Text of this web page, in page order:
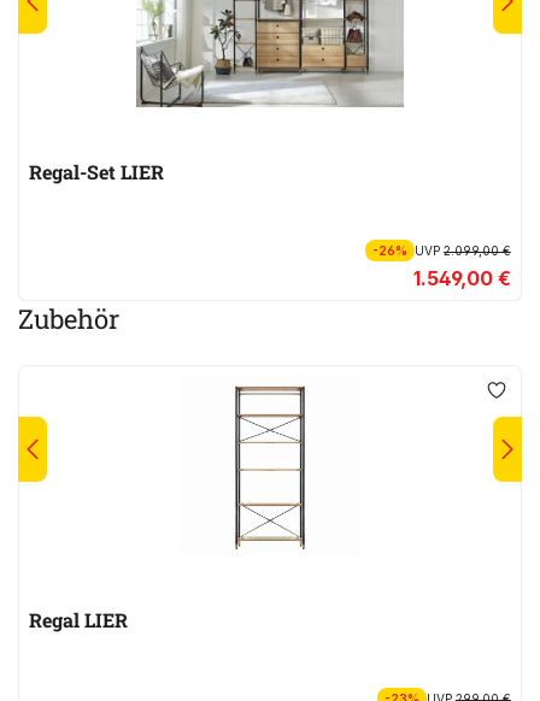
Regal-Set LIER
-26% UVP2.099,00 €
1.549,00 €
Zubehör
Regal LIER